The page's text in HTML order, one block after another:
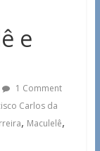
e
1 Comment
Carlos da
, Maculelê,